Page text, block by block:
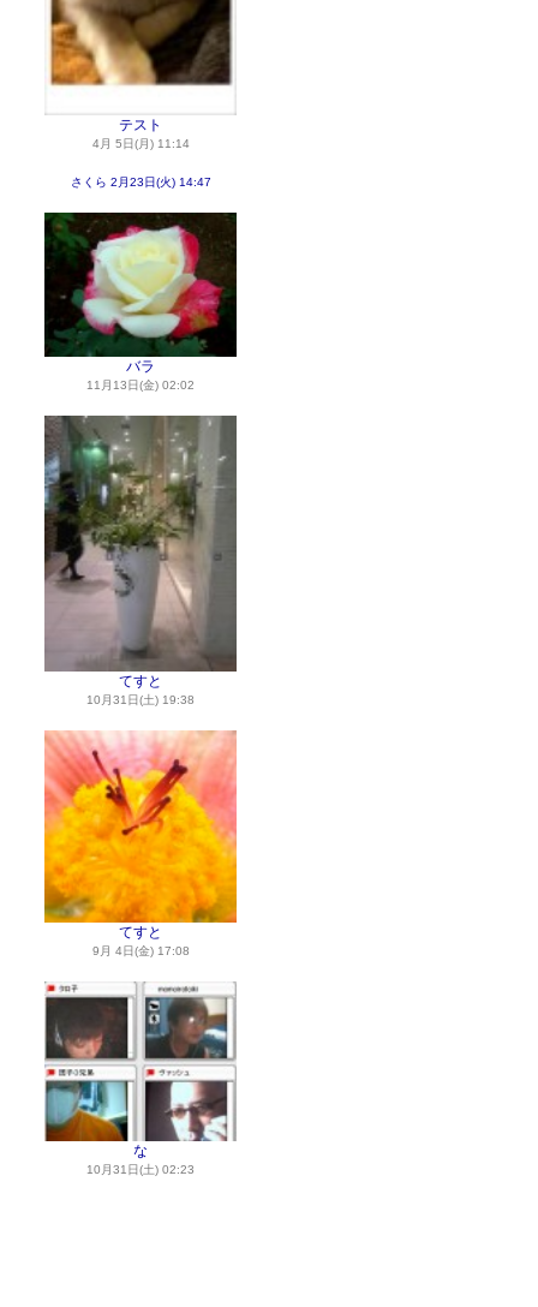
テスト
4月 5日(月) 11:14
さくら 2月23日(火) 14:47
バラ
11月13日(金) 02:02
てすと
10月31日(土) 19:38
てすと
9月 4日(金) 17:08
な
10月31日(土) 02:23